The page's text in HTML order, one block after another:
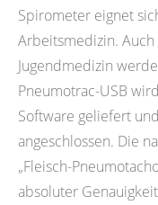
Spirometer eignet
Arbeitsmedizin.
Jugendmedizin
Pneumotrac-USB
Software geliefert
angeschlossen. Die
„Fleisch-
absoluter